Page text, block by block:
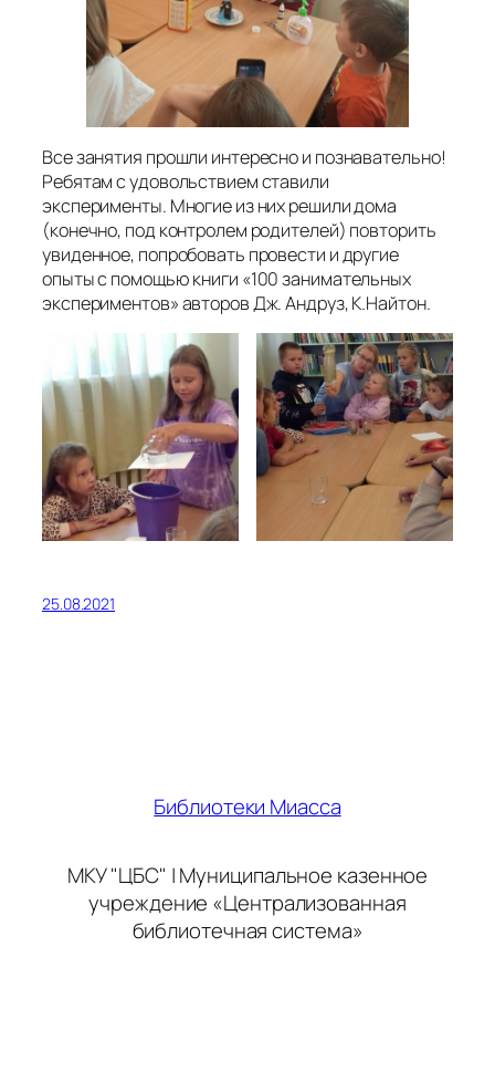
Все занятия прошли интересно и познавательно!
Ребятам с удовольствием ставили
эксперименты. Многие из них решили дома
(конечно, под контролем родителей) повторить
увиденное, попробовать провести и другие
опыты с помощью книги «100 занимательных
экспериментов» авторов Дж. Андруз, К.Найтон.
25.08.2021
Библиотеки Миасса
МКУ "ЦБС" | Муниципальное казенное
учреждение «Централизованная
библиотечная система»